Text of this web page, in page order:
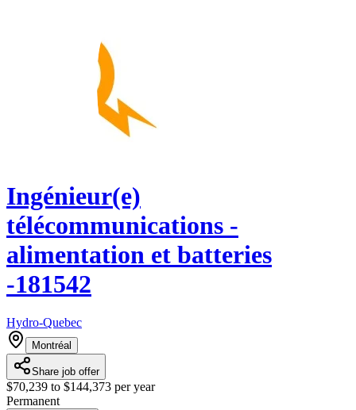
Ingénieur(e)
télécommunications -
alimentation et batteries
-181542
Hydro-Quebec
Montréal
Share job offer
$70,239 to $144,373 per year
Permanent